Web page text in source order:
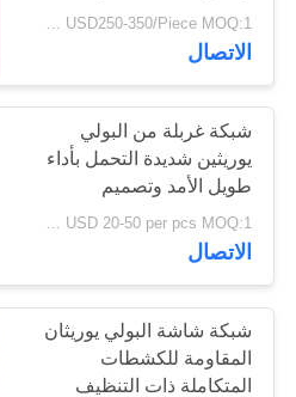
جولة
المعمل
مراقبة
الجودة
اتصل
لغربلة الحجر
USD250-350/Piece MOQ:1 قطعة
الاتصال
شبكة غربلة من البولي
يوريثين شديدة التحمل بأداء
طويل الأمد وتصميم
معياري مصبوب بالحقن
USD 20-50 per pcs MOQ:1 قطعة
الاتصال
شبكة شاشة البولي يوريثان
المقاومة للكشطات
المتكاملة ذات التنظيف